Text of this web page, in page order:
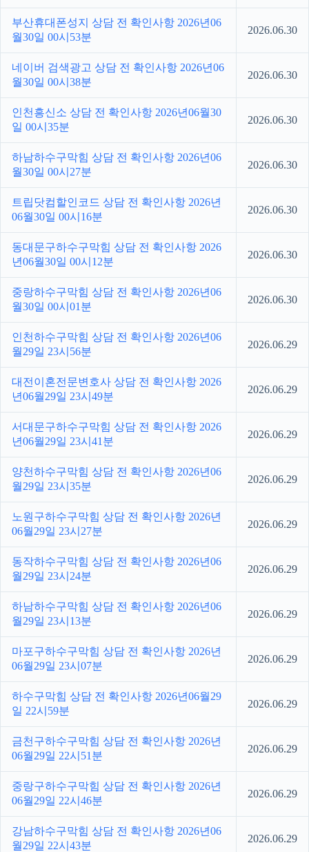
부산휴대폰성지 상담 전 확인사항 2026년06
월30일 00시53분
2026.06.30
네이버 검색광고 상담 전 확인사항 2026년06
월30일 00시38분
2026.06.30
인천흥신소 상담 전 확인사항 2026년06월30
일 00시35분
2026.06.30
하남하수구막힘 상담 전 확인사항 2026년06
월30일 00시27분
2026.06.30
트립닷컴할인코드 상담 전 확인사항 2026년
06월30일 00시16분
2026.06.30
동대문구하수구막힘 상담 전 확인사항 2026
년06월30일 00시12분
2026.06.30
중랑하수구막힘 상담 전 확인사항 2026년06
월30일 00시01분
2026.06.30
인천하수구막힘 상담 전 확인사항 2026년06
월29일 23시56분
2026.06.29
대전이혼전문변호사 상담 전 확인사항 2026
년06월29일 23시49분
2026.06.29
서대문구하수구막힘 상담 전 확인사항 2026
년06월29일 23시41분
2026.06.29
양천하수구막힘 상담 전 확인사항 2026년06
월29일 23시35분
2026.06.29
노원구하수구막힘 상담 전 확인사항 2026년
06월29일 23시27분
2026.06.29
동작하수구막힘 상담 전 확인사항 2026년06
월29일 23시24분
2026.06.29
하남하수구막힘 상담 전 확인사항 2026년06
월29일 23시13분
2026.06.29
마포구하수구막힘 상담 전 확인사항 2026년
06월29일 23시07분
2026.06.29
하수구막힘 상담 전 확인사항 2026년06월29
일 22시59분
2026.06.29
금천구하수구막힘 상담 전 확인사항 2026년
06월29일 22시51분
2026.06.29
중랑구하수구막힘 상담 전 확인사항 2026년
06월29일 22시46분
2026.06.29
강남하수구막힘 상담 전 확인사항 2026년06
월29일 22시43분
2026.06.29